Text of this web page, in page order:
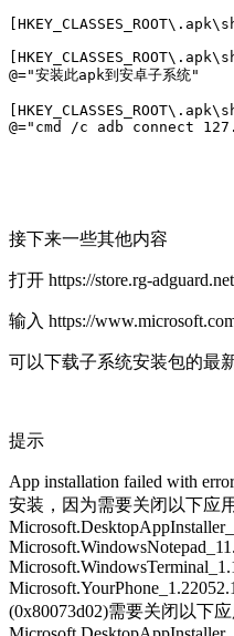
@="安装此apk到安卓子系统"
接下来一些其他内容
打开 https://store.rg-
输入 https://
可以下载子系统安装包的最
提示
App installation failed with
安装，因为需要关闭以下应
(0x80073d02)需要关闭以下